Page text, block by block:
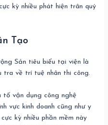
kỳ nhiều phát hiện trân quý
Tạo
Sản tiêu biểu tại viện là
tra về trí tuệ nhân thi công.
tố vận dụng công nghệ
vực kinh doanh cũng như y
kỳ nhiều phần mềm này